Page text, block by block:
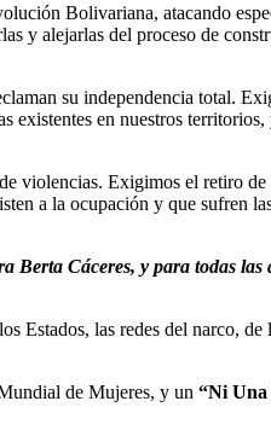
Bolivariana, atacando
y alejarlas del proceso de
su independencia total.
en nuestros territorios,
violencias. Exigimos el retiro de
a la ocupación y que sufren
Berta Cáceres, y para todas las
Estados, las redes del narco, de
de Mujeres, y un “Ni